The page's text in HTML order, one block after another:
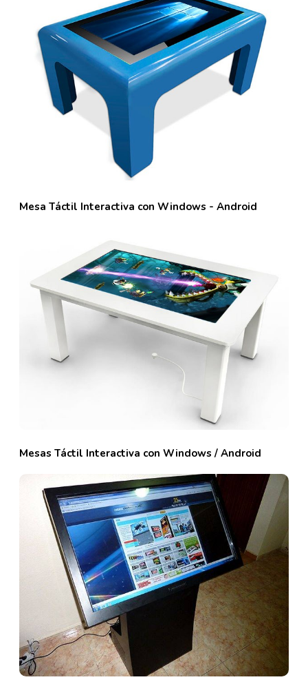
Mesa Táctil Interactiva con Windows - Android
Mesas Táctil Interactiva con Windows / Android